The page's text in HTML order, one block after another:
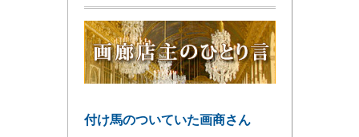
付け馬のついていた画商さん